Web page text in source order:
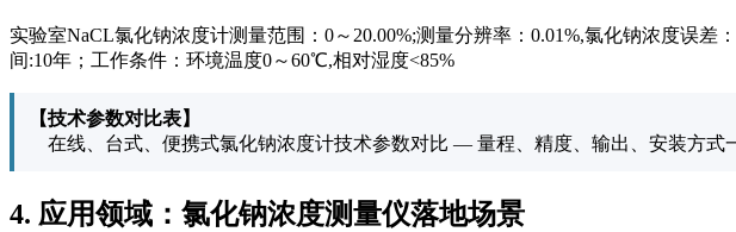
实验室NaCL氯化钠浓度计测量范围：0～20.00%;测量分辨率：0.01%,氯化钠浓度误
间:10年；工作条件：环境温度0～60℃,相对湿度<85%
【技术参数对比表】
在线、台式、便携式氯化钠浓度计技术参数对比 — 量程、精度、输出、安装方式
4. 应用领域：氯化钠浓度测量仪落地场景